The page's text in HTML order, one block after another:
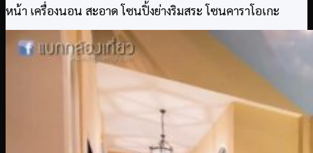
หน้า เครื่องนอน สะอาด โซนปิ้งย่างริมสระ โซนคาราโอเกะ